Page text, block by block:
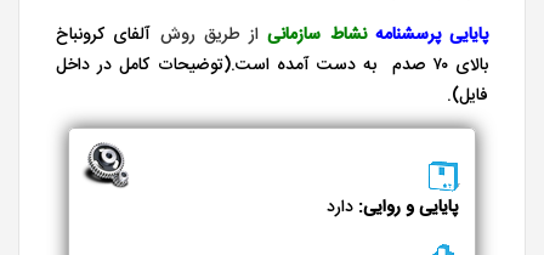
پایایی پرسشنامه نشاط سازمانی از طریق روش آلفای کرونباخ
بالای ۷۰ صدم به دست آمده است.(توضیحات کامل در داخل
فایل).
پایایی و روایی: دارد